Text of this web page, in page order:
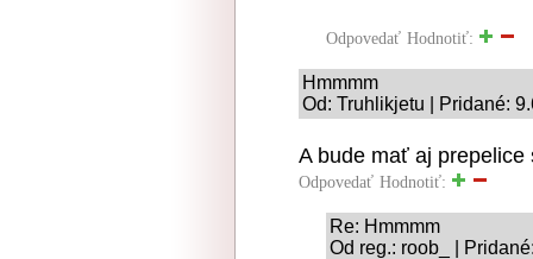
Odpovedať Hodnotiť:
Hmmmm
Od: Truhlikjetu | Pridané:
A bude mať aj prepelice
Odpovedať Hodnotiť:
Re: Hmmmm
Od reg.: roob_ |